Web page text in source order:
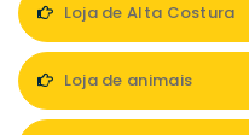
Loja de Alta Costura
Loja de animais